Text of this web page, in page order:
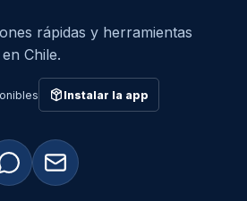
rápidas y herramientas
Chile.
Instalar la app